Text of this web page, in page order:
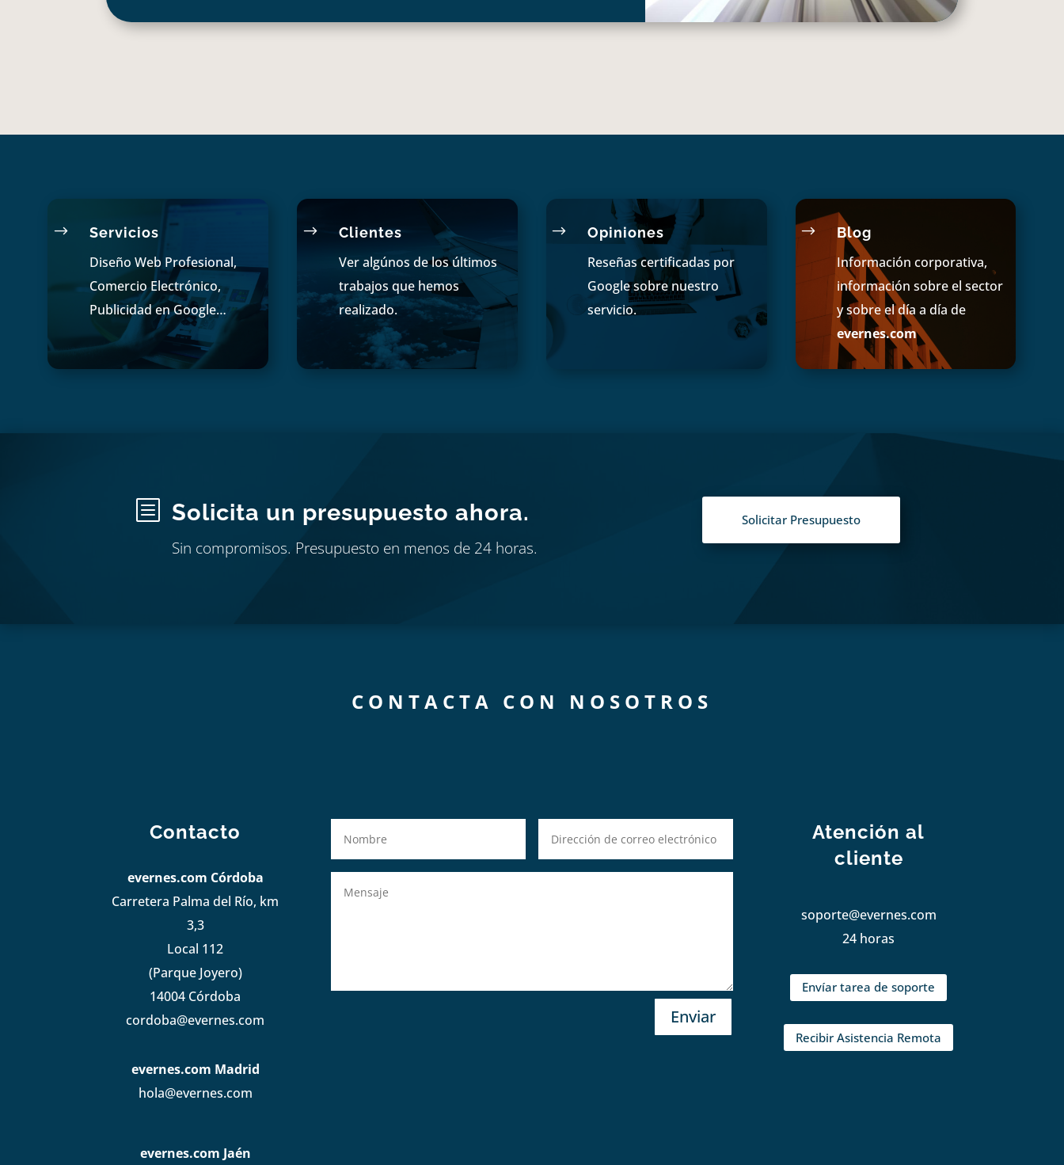
$ Servicios
Diseño Web Profesional,
Comercio Electrónico,
Publicidad en Google…
$ Clientes
Ver algúnos de los últimos
trabajos que hemos
realizado.
$ Opiniones
Reseñas certificadas por
Google sobre nuestro
servicio.
$ Blog
Información corporativa,
información sobre el sector
y sobre el día a día de
evernes.com
b Solicita un presupuesto ahora.
Sin compromisos. Presupuesto en menos de 24 horas.
Solicitar Presupuesto
CONTACTA CON NOSOTROS
Contacto
evernes.com Córdoba
Carretera Palma del Río, km
3,3
Local 112
(Parque Joyero)
14004 Córdoba
cordoba@evernes.com
evernes.com Madrid
hola@evernes.com
evernes.com Jaén
Enviar
Atención al
cliente
soporte@evernes.com
24 horas
Envíar tarea de soporte
Recibir Asistencia Remota